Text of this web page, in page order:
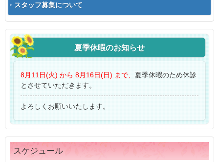
スタッフ募集について
夏季休暇のお知らせ
8月11日(火) から 8月16日(日) まで、 夏季休暇のため休診
とさせていただきます。
よろしくお願いいたします。
スケジュール